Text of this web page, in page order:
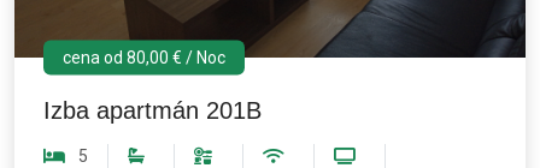
cena od 80,00 € / Noc
Izba apartmán 201B
5